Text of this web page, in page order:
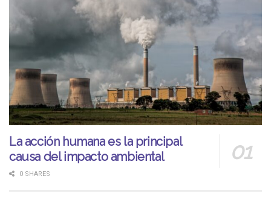
La acción humana es la principal
causa del impacto ambiental
0 SHARES